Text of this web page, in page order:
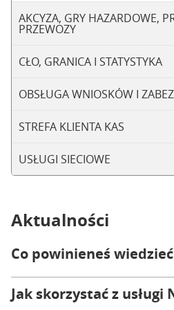
AKCYZA, GRY HAZARDOWE,
PRZEWOZY
CŁO, GRANICA I STATYSTYKA
OBSŁUGA WNIOSKÓW I
STREFA KLIENTA KAS
USŁUGI SIECIOWE
Aktualności
Co powinieneś wiedzieć
Jak skorzystać z